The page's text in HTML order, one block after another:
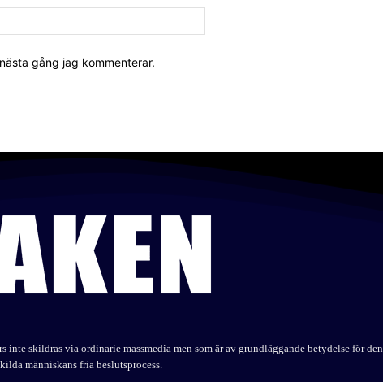
gång jag kommenterar.
inte skildras via ordinarie massmedia men som är av grundläggande betydelse för den
människans fria beslutsprocess.